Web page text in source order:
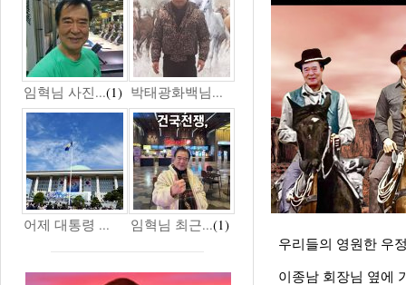
임혁님 사진...(1) 박태광화백님...
어제 대통령 ... 임혁님 최근...(1)
우리들의 영원한 우
이종남 회장님 옆에